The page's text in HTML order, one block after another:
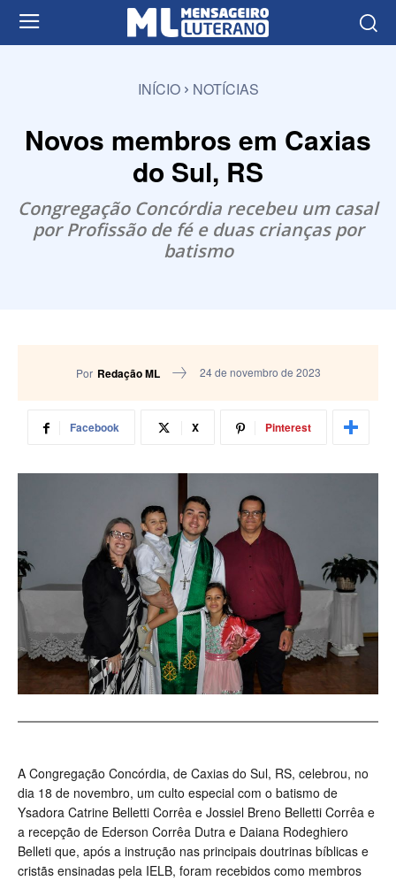
INÍCIO NOTÍCIAS
Novos membros em Caxias
do Sul, RS
Congregação Concórdia recebeu um casal
por Profissão de fé e duas crianças por
batismo
Por Redação ML 24 de novembro de 2023
Facebook X Pinterest
A Congregação Concórdia, de Caxias do Sul, RS, celebrou, no
dia 18 de novembro, um culto especial com o batismo de
Ysadora Catrine Belletti Corrêa e Jossiel Breno Belletti Corrêa e
a recepção de Ederson Corrêa Dutra e Daiana Rodeghiero
Belleti que, após a instrução nas principais doutrinas bíblicas e
cristãs ensinadas pela IELB, foram recebidos como membros